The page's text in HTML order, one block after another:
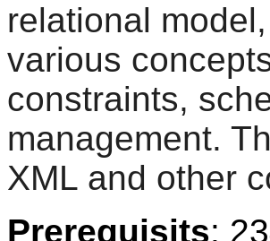
relational
various
constraints,
management.
XML and other
Prerequisits: